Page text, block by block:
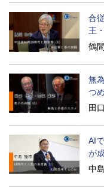
合
王
っ
鶴
無
つ
歓
田
AI
が
は？
中